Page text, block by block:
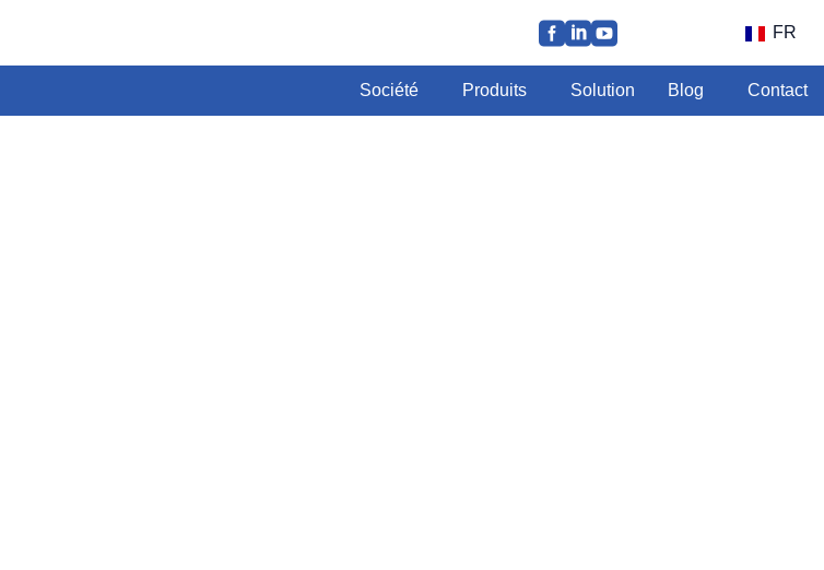
FR
Société Produits Solution Blog Contact